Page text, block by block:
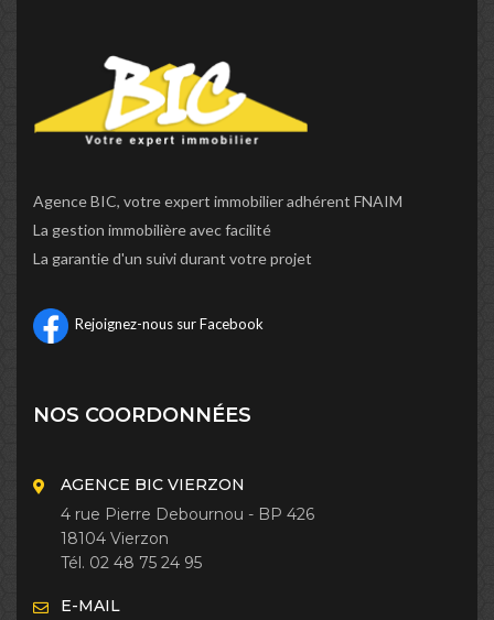
Agence BIC, votre expert immobilier adhérent FNAIM
La gestion immobilière avec facilité
La garantie d'un suivi durant votre projet
Rejoignez-nous sur Facebook
NOS COORDONNÉES
AGENCE BIC VIERZON
4 rue Pierre Debournou - BP 426
18104 Vierzon
Tél. 02 48 75 24 95
E-MAIL